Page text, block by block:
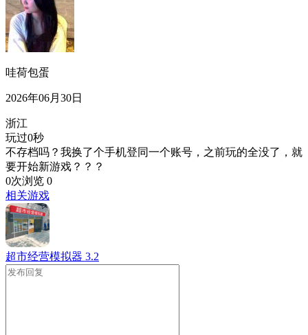
哇荷包蛋
2026年06月30日
浙江
玩过0秒
不存档吗？我换了个手机登同一个账号，之前玩的全没了，就
要开始新游戏？？？
0次浏览 0
相关游戏
超市经营模拟器 3.2